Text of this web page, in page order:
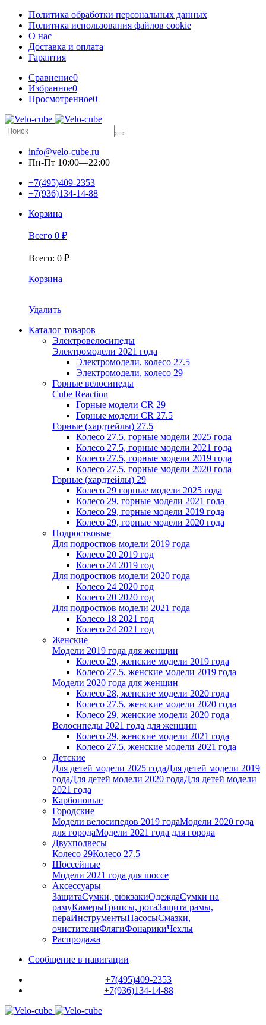
Политика обработки персональных данных
Политика использования файлов cookie
О нас
Доставка и оплата
Гарантия
Сравнение0
Избранное0
Просмотренное0
info@velo-cube.ru
Пн-Пт 10:00—22:00
+7(495)409-2353
+7(936)134-14-88
Корзина
Всего 0 ₽
Всего: 0 ₽
Корзина
Удалить
Каталог товаров
Электровелосипеды
Электромодели 2021 года
Электромодели, колесо 27.5
Электромодели, колесо 29
Горные велосипеды
Cube Reaction
Горные модели CR 29
Горные модели CR 27.5
Горные (хардтейлы) 27.5
Колесо 27.5, горные модели 2025 года
Колесо 27.5, горные модели 2021 года
Колесо 27.5, горные модели 2019 года
Колесо 27.5, горные модели 2020 года
Горные (хардтейлы) 29
Колесо 29 горные модели 2025 года
Колесо 29, горные модели 2021 года
Колесо 29, горные модели 2019 года
Колесо 29, горные модели 2020 года
Подростковые
Для подростков модели 2019 года
Колесо 20 2019 год
Колесо 24 2019 год
Для подростков модели 2020 года
Колесо 24 2020 год
Колесо 20 2020 год
Для подростков модели 2021 года
Колесо 18 2021 год
Колесо 24 2021 год
Женскиe
Модели 2019 года для женщин
Колесо 29, женские модели 2019 года
Колесо 27.5, женские модели 2019 года
Модели 2020 года для женщин
Колесо 28, женские модели 2020 года
Колесо 27.5, женские модели 2020 года
Колесо 29, женские модели 2020 года
Велосипеды 2021 года для женщин
Колесо 29, женские модели 2021 года
Колесо 27.5, женские модели 2021 года
Детские
Для детей модели 2025 годаДля детей модели 2019
годаДля детей модели 2020 годаДля детей модели
2021 года
Карбоновые
Городские
Модели велосипедов 2019 годаМодели 2020 года
для городаМодели 2021 года для города
Двухподвесы
Колесо 29Колесо 27.5
Шоссейные
Модели 2021 года для шоссе
Аксессуары
ЗащитаСумки, рюкзакиОдеждаСумки на
рамуКамерыГрипсы, рогаЗащита рамы,
пераИнструментыНасосыСмазки,
очистителиФлягиФонарикиЧехлы
Распродажа
Сообщение в навигации
+7(495)409-2353
+7(936)134-14-88